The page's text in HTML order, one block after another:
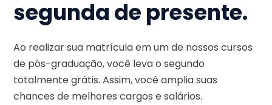
segunda de presente.
Ao realizar sua matrícula em um de nossos cursos
de pós-graduação, você leva o segundo
totalmente grátis. Assim, você amplia suas
chances de melhores cargos e salários.